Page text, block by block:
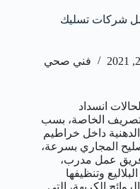
الفنطاس 99009522 افضل شركات تسليك
فني صحي
انسداد
الخاصة، بسب
الدهنية داخل خراطيم
المجاري بسرعة،
عمل مدرب،
وتنظيفها